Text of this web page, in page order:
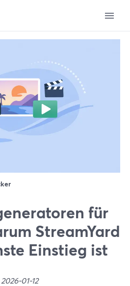
für
StreamYard
Einstieg ist
01-12